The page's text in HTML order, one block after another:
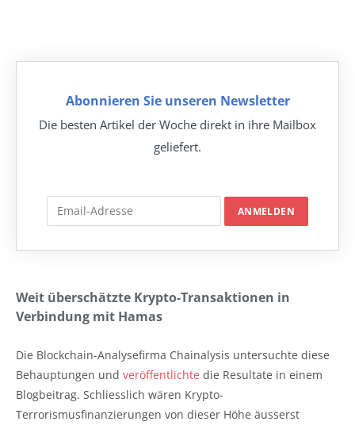
Abonnieren Sie unseren Newsletter
Die besten Artikel der Woche direkt in ihre Mailbox
geliefert.
Weit überschätzte Krypto-Transaktionen in
Verbindung mit Hamas
Die Blockchain-Analysefirma Chainalysis untersuchte diese
Behauptungen und veröffentlichte die Resultate in einem
Blogbeitrag. Schliesslich wären Krypto-
Terrorismusfinanzierungen von dieser Höhe äusserst